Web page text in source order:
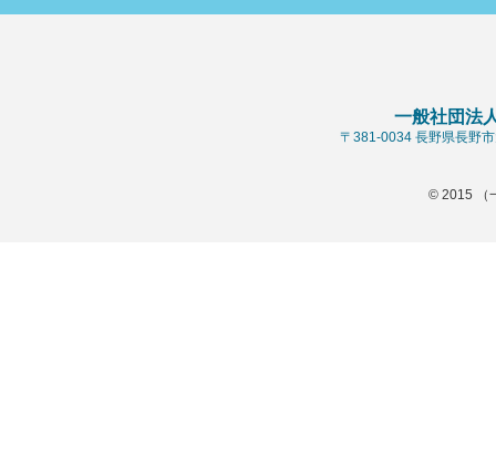
一般社団法
〒381-0034 長野県長野
© 2015 （